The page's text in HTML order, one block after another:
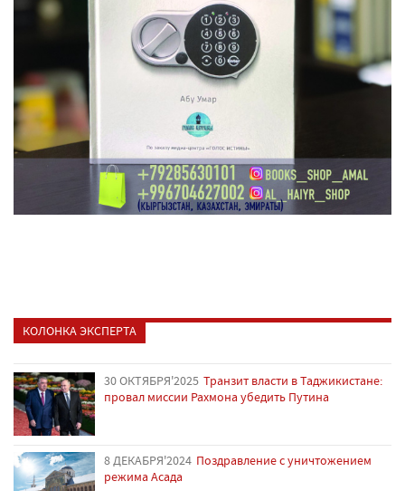
КОЛОНКА ЭКСПЕРТА
30 ОКТЯБРЯ'2025 Транзит власти в Таджикистане:
провал миссии Рахмона убедить Путина
8 ДЕКАБРЯ'2024 Поздравление с уничтожением
режима Асада